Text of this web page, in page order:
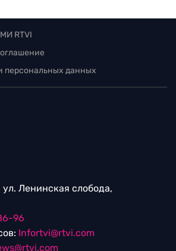
RTVI
персональных данных
ул. Ленинская слобода,
96
Infortvi@rtvi.com